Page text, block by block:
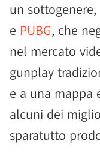
un
e PUBG, che
nel mercato
gunplay
e a una mappa
alcuni dei
sparatutto